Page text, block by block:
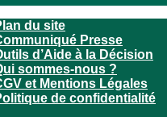
du site
Presse
d’Aide à la Décision
sommes-nous ?
et Mentions Légales
de confidentialité